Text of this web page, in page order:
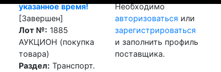
указанное время!
[Завершен]
Лот №: 1885
АУКЦИОН (покупка
товара)
Раздел: Транспорт.
Необходимо
авторизоваться или
зарегистрироваться
и заполнить профиль
поставщика.